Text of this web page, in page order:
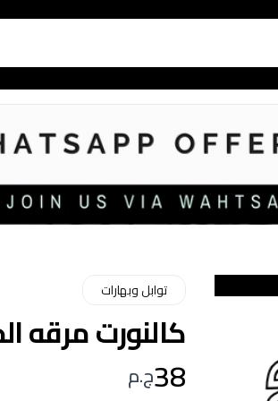
توابل وبهارات
كالنورت مرقه
38ج.م